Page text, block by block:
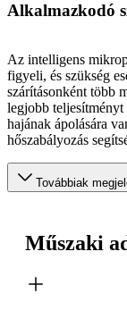
Alkalmazkodó
Az intelligens
figyeli, és szükség
szárításonként több
legjobb
hajának ápolására
hőszabályozás
Továbbiak
Műszaki